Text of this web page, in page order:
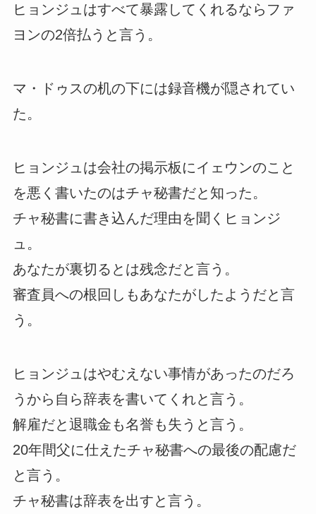
ヒョンジュはすべて暴露してくれるならファ
ヨンの2倍払うと言う。
マ・ドゥスの机の下には録音機が隠されてい
た。
ヒョンジュは会社の掲示板にイェウンのこと
を悪く書いたのはチャ秘書だと知った。
チャ秘書に書き込んだ理由を聞くヒョンジ
ュ。
あなたが裏切るとは残念だと言う。
審査員への根回しもあなたがしたようだと言
う。
ヒョンジュはやむえない事情があったのだろ
うから自ら辞表を書いてくれと言う。
解雇だと退職金も名誉も失うと言う。
20年間父に仕えたチャ秘書への最後の配慮だ
と言う。
チャ秘書は辞表を出すと言う。